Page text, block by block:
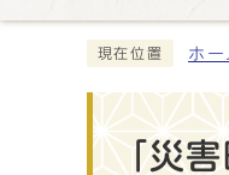
現在位置 ホー
「災